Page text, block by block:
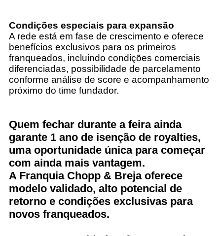
Condições especiais para expansão
A rede está em fase de crescimento e oferece
benefícios exclusivos para os primeiros
franqueados, incluindo condições comerciais
diferenciadas, possibilidade de parcelamento
conforme análise de score e acompanhamento
próximo do time fundador.
Quem fechar durante a feira ainda
garante 1 ano de isenção de royalties,
uma oportunidade única para começar
com ainda mais vantagem.
A Franquia Chopp & Breja oferece
modelo validado, alto potencial de
retorno e condições exclusivas para
novos franqueados.